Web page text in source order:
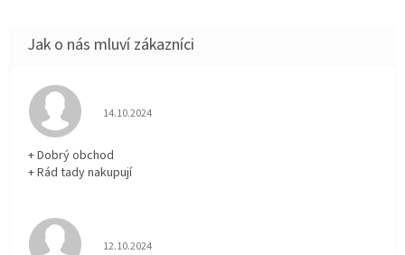
Hodnocení obchodu je 5 z 5 hvězdiček.
14.10.2024
+ Dobrý obchod
+ Rád tady nakupují
Hodnocení obchodu je 5 z 5 hvězdiček.
12.10.2024